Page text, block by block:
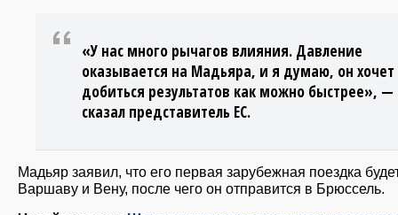
«У нас много рычагов влияния. Давление
оказывается на Мадьяра, и я думаю, он хочет
добиться результатов как можно быстрее», —
сказал представитель ЕС.
Мадьяр заявил, что его первая зарубежная поездка
Варшаву и Вену, после чего он отправится в Брюссель.